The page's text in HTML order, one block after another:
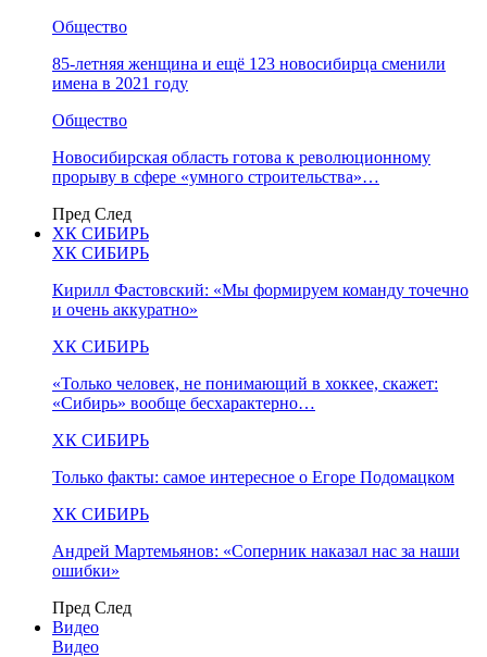
Общество
85-летняя женщина и ещё 123 новосибирца сменили
имена в 2021 году
Общество
Новосибирская область готова к революционному
прорыву в сфере «умного строительства»…
Пред След
ХК СИБИРЬ
ХК СИБИРЬ
Кирилл Фастовский: «Мы формируем команду точечно
и очень аккуратно»
ХК СИБИРЬ
«Только человек, не понимающий в хоккее, скажет:
«Сибирь» вообще бесхарактерно…
ХК СИБИРЬ
Только факты: самое интересное о Егоре Подомацком
ХК СИБИРЬ
Андрей Мартемьянов: «Соперник наказал нас за наши
ошибки»
Пред След
Видео
Видео